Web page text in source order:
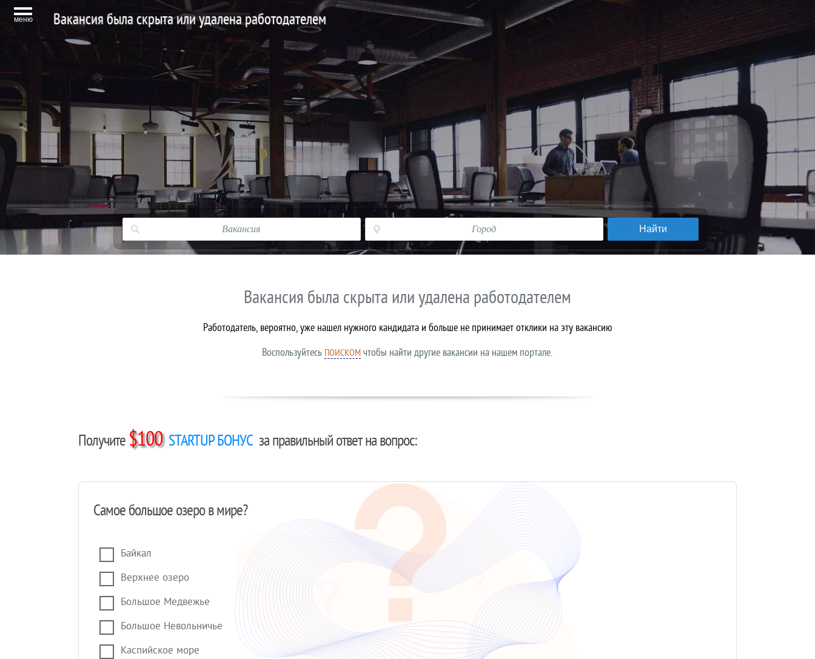
меню Вакансия была скрыта или удалена работодателем
Вакансия была скрыта или удалена работодателем
Работодатель, вероятно, уже нашел нужного кандидата и больше не принимает отклики на эту вакансию
Воспользуйтесь ПОИСКОМ чтобы найти другие вакансии на нашем портале.
Получите $100 STARTUP БОНУС за правильный ответ на вопрос:
Самое большое озеро в мире?
Байкал
Верхнее озеро
Большое Медвежье
Большое Невольничье
Каспийское море